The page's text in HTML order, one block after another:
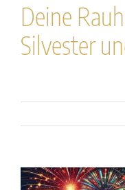
Deine
Silvester
Zeige